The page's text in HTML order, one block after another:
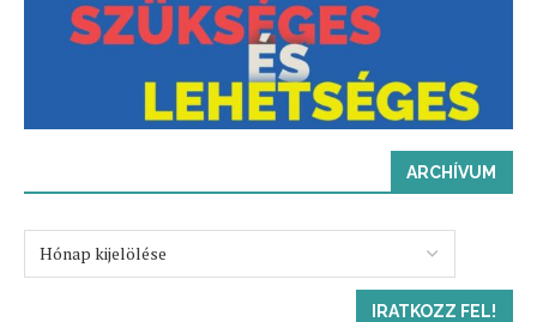
ARCHÍVUM
IRATKOZZ FEL!